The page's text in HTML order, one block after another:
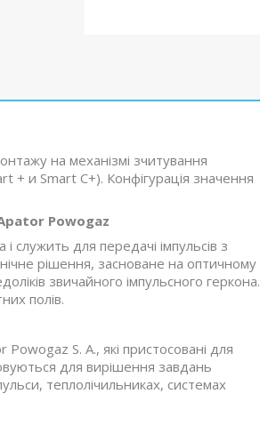
на механізмі зчитування
+ и Smart С+). Конфігурація значення
Powogaz
служить для передачі імпульсів з
рішення, засноване на оптичному
звичайного імпульсного геркона.
полів.
S. A., які пристосовані для
для вирішення завдань
теплолічильниках, системах